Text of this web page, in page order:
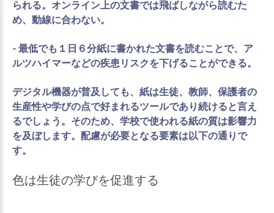
られる。オンライン上の文書では飛ばしながら読むた
め、動線に合わない。
- 最低でも１日６分紙に書かれた文書を読むことで、ア
ルツハイマーなどの疾患リスクを下げることができる。
デジタル機器が普及しても、紙は生徒、教師、保護者の
生産性や学びの点で好まれるツールであり続けると言え
るでしょう。そのため、学校で使われる紙の質は影響力
を及ぼします。配慮が必要となる要素は以下の通りで
す。
色は生徒の学びを促進する